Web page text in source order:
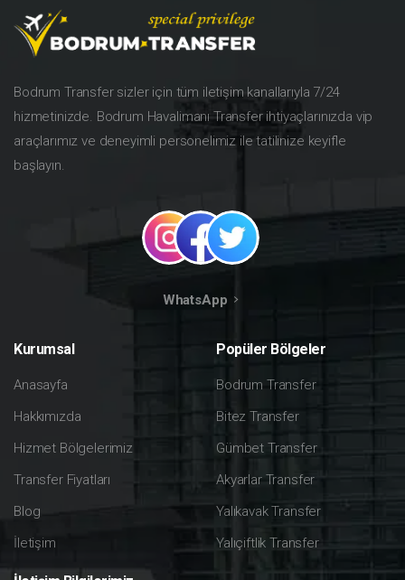
Bodrum Transfer sizler için tüm iletişim kanallarıyla 7/24
hizmetinizde. Bodrum Havalimanı Transfer ihtiyaçlarınızda vip
araçlarımız ve deneyimli personelimiz ile tatilinize keyifle
başlayın.
WhatsApp
Kurumsal
Anasayfa
Hakkımızda
Hizmet Bölgelerimiz
Transfer Fiyatları
Blog
İletişim
Popüler Bölgeler
Bodrum Transfer
Bitez Transfer
Gümbet Transfer
Akyarlar Transfer
Yalıkavak Transfer
Yalıçiftlik Transfer